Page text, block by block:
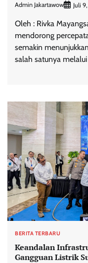
Admin Jakartawow Juli
Oleh : Rivka
mendorong
semakin
salah satunya
BERITA TERBARU
Keandalan
Gangguan Listrik